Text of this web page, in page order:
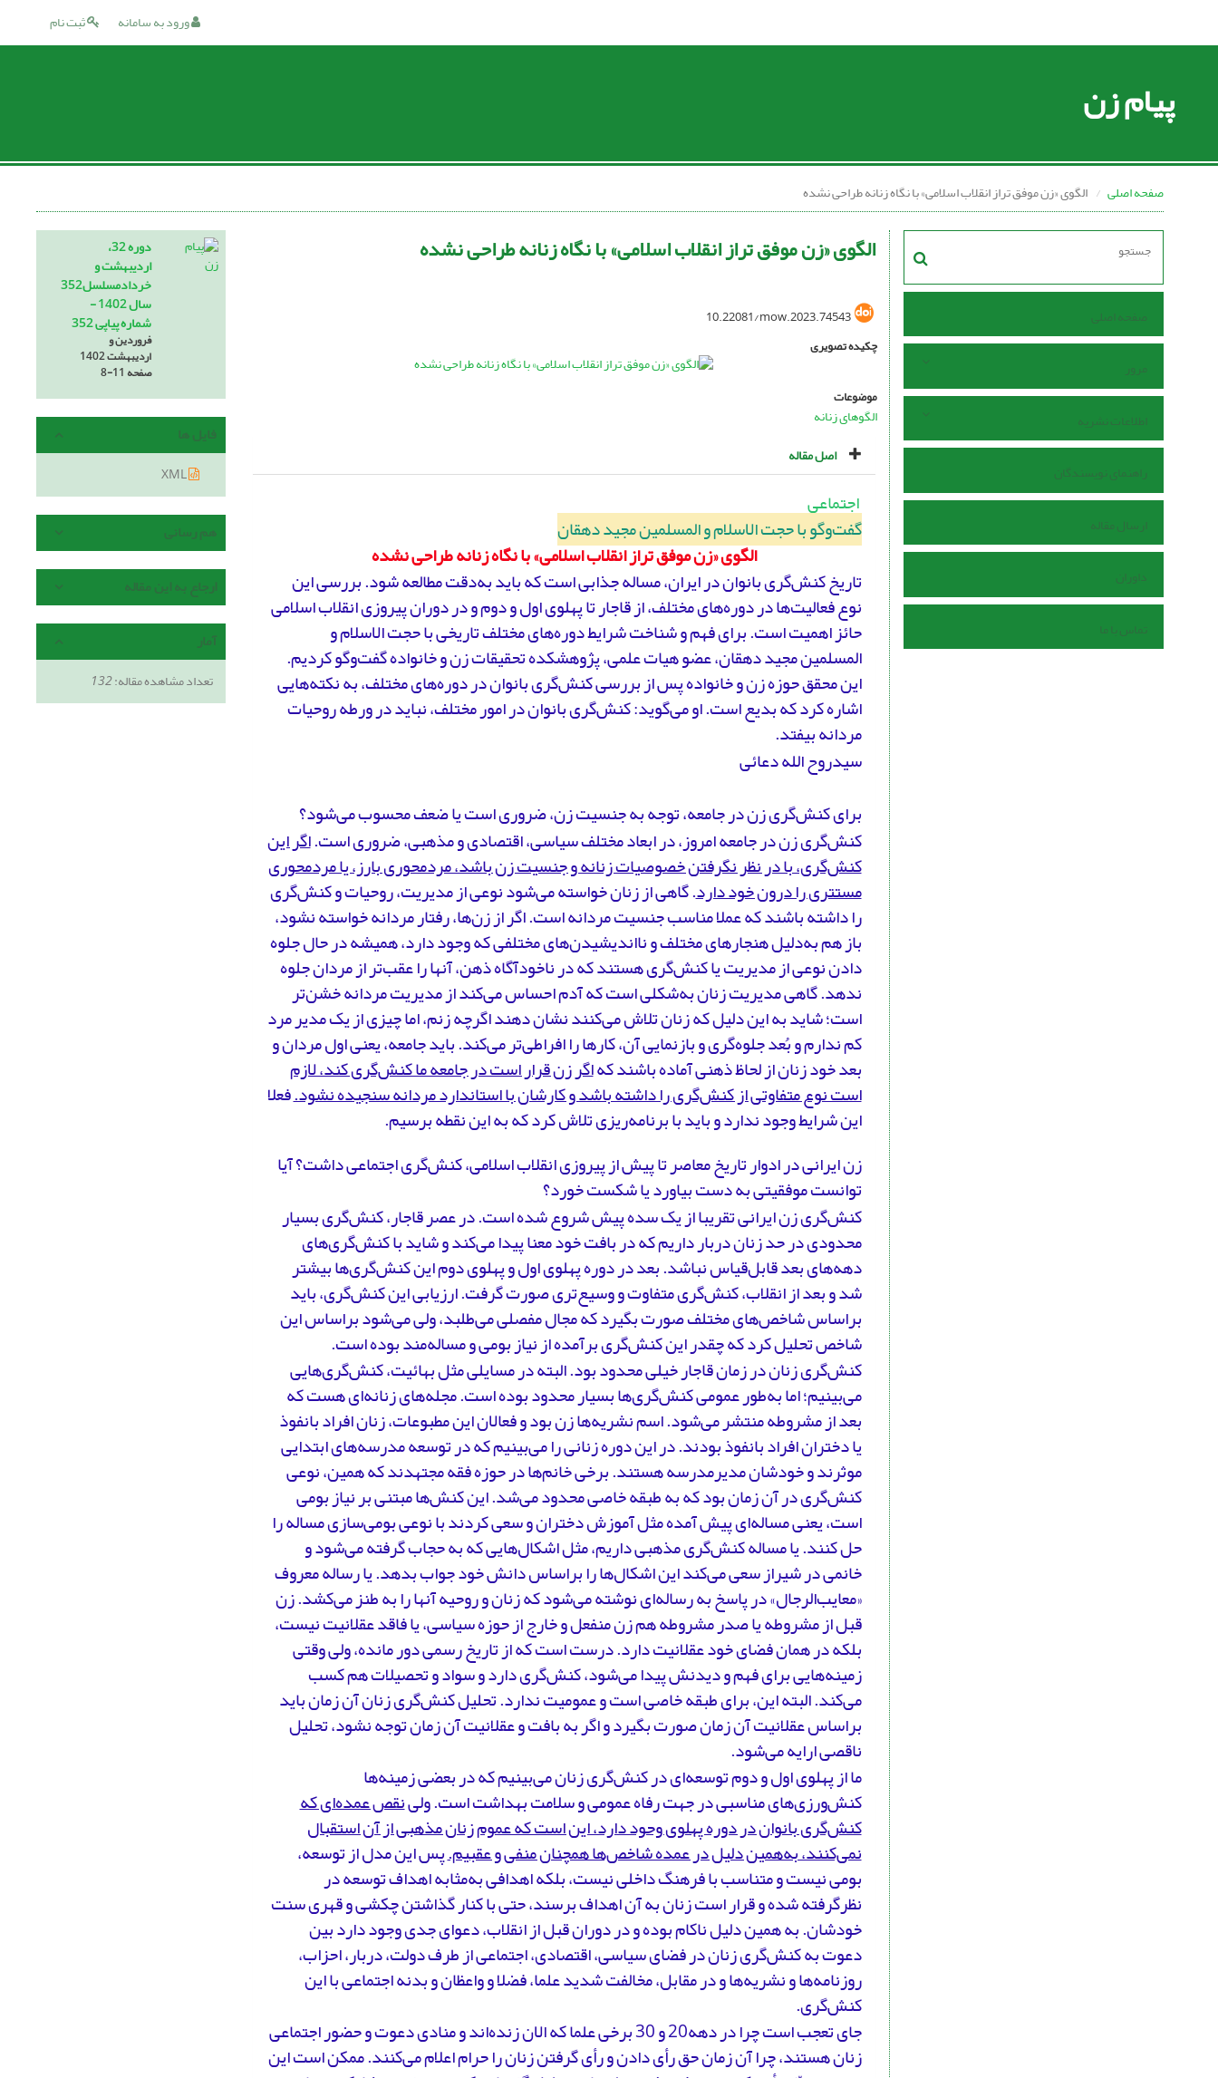
ثبت نام ورود به سامانه
پیام زن
صفحه اصلی الگوی «زن موفق تراز انقلاب اسلامی» با نگاه زنانه طراحی نشده
صفحه اصلی
مرور
اطلاعات نشریه
راهنمای نویسندگان
ارسال مقاله
داوران
تماس با ما
الگوی «زن موفق تراز انقلاب اسلامی» با نگاه زنانه طراحی نشده
10.22081/mow.2023.74543
چکیده تصویری
موضوعات
الگوهای زنانه
اصل مقاله
اجتماعی
گفت‌وگو با حجت الاسلام و المسلمین مجید دهقان
الگوی «زن موفق تراز انقلاب اسلامی» با نگاه زنانه طراحی نشده
تاریخ کنش‌گری بانوان در ایران، مساله جذابی است که باید به‌دقت مطالعه شود. بررسی این
نوع فعالیت‌ها در دوره‌های مختلف، از قاجار تا پهلوی اول و دوم و در دوران پیروزی انقلاب اسلامی
حائز اهمیت است. برای فهم و شناخت شرایط دوره‌های مختلف تاریخی با حجت الاسلام و
المسلمین مجید دهقان، عضو هیات علمی، پژوهشکده تحقیقات زن و خانواده گفت‌وگو کردیم.
این محقق حوزه زن و خانواده پس از بررسی کنش‌گری بانوان در دوره‌های مختلف، به نکته‌هایی
اشاره کرد که بدیع است. او می‌گوید: کنش‌گری بانوان در امور مختلف، نباید در ورطه روحیات
مردانه بیفتد.
سیدروح الله دعائی
برای کنش‌گری زن در جامعه، توجه به جنسیت زن، ضروری است یا ضعف محسوب می‌شود؟
کنش‌گری زن در جامعه امروز، در ابعاد مختلف سیاسی، اقتصادی و مذهبی، ضروری است.اگر این
کنش‌گری، با در نظر نگرفتن خصوصیات زنانه و جنسیت زن باشد، مردمحوری بارز، یا مردمحوری
مستتری را درون خود دارد. گاهی از زنان خواسته می‌شود نوعی از مدیریت، روحیات و کنش‌گری
را داشته باشند که عملا مناسب جنسیت مردانه است. اگر از زن‌ها، رفتار مردانه خواسته نشود،
باز هم به‌دلیل هنجارهای مختلف و نااندیشیدن‌های مختلفی که وجود دارد، همیشه در حال جلوه
دادن نوعی از مدیریت یا کنش‌گری هستند که در ناخودآگاه ذهن، آنها را عقب‌تر از مردان جلوه
ندهد. گاهی مدیریت زنان به‌شکلی است که آدم احساس می‌کند از مدیریت مردانه خشن‌تر
است؛ شاید به این دلیل که زنان تلاش می‌کنند نشان دهند اگرچه زنم، اما چیزی از یک مدیر مرد
کم ندارم و بُعد جلوه‌گری و بازنمایی آن، کارها را افراطی‌تر می‌کند. باید جامعه، یعنی اول مردان و
بعد خود زنان از لحاظ ذهنی آماده باشند کهاگر زن قرار است در جامعه ما کنش‌گری کند، لازم
است نوع متفاوتی از کنش‌گری را داشته باشد و کارشان با استاندارد مردانه سنجیده نشود.فعلا
این شرایط وجود ندارد و باید با برنامه‌ریزی تلاش کرد که به این نقطه برسیم.
زن ایرانی در ادوار تاریخ معاصر تا پیش از پیروزی انقلاب اسلامی، کنش‌گری اجتماعی داشت؟ آیا
توانست موفقیتی به دست بیاورد یا شکست خورد؟
کنش‌گری زن ایرانی تقریبا از یک سده پیش شروع شده است. در عصر قاجار، کنش‌گری بسیار
محدودی در حد زنان دربار داریم که در بافت خود معنا پیدا می‌کند و شاید با کنش‌گری‌های
دهه‌های بعد قابل‌قیاس نباشد. بعد در دوره پهلوی اول و پهلوی دوم این کنش‌گری‌ها بیشتر
‌شد و بعد از انقلاب، کنش‌گری متفاوت‌ و وسیع‌تری صورت گرفت. ارزیابی این کنش‌گری، باید
براساس شاخص‌های مختلف صورت بگیرد که مجال مفصلی می‌طلبد، ولی می‌شود براساس این
شاخص تحلیل کرد که چقدر این کنش‌گری برآمده از نیاز بومی و مساله‌مند بوده است.
کنش‌گری زنان در زمان قاجار خیلی محدود بود. البته در مسایلی مثل بهائیت، کنش‌گری‌هایی
می‌بینیم؛ اما به‌طور عمومی کنش‌گری‌ها بسیار محدود بوده است. مجله‌های زنانه‌‌ای هست که
بعد از مشروطه منتشر می‌شود. اسم نشریه‌ها زن بود و فعالان این مطبوعات، زنان افراد بانفوذ
یا دختران افراد بانفوذ بودند. در این دوره زنانی را می‌بینیم که در توسعه مدرسه‌های ابتدایی
موثرند و خودشان مدیرمدرسه هستند. برخی خانم‌ها در حوزه فقه مجتهدند که همین، نوعی
کنش‌گری در آن زمان بود که به طبقه خاصی محدود می‌شد. این کنش‌ها مبتنی بر نیاز بومی
است، یعنی مساله‌ای پیش آمده مثل آموزش دختران و سعی کردند با نوعی بومی‌سازی مساله را
حل کنند. یا مساله کنش‌گری مذهبی داریم، مثل اشکال‌هایی که به حجاب گرفته می‌شود و
خانمی در شیراز سعی می‌کند این اشکال‌ها را براساس دانش خود جواب بدهد. یا رساله معروف
«معایب‌الرجال» در پاسخ به رساله‌ای نوشته می‌شود که زنان و روحیه‌ آنها را به طنز می‌کشد. زن
قبل از مشروطه یا صدر مشروطه هم زن منفعل و خارج از حوزه سیاسی، یا فاقد عقلانیت نیست،
بلکه در همان فضای خود عقلانیت دارد. درست است که از تاریخ رسمی دور مانده، ولی وقتی
زمینه‌هایی برای فهم و دیدنش پیدا می‌شود، کنش‌گری دارد و سواد و تحصیلات هم کسب
می‌کند. البته این، برای طبقه خاصی است و عمومیت ندارد. تحلیل کنش‌گری زنان آن زمان باید
براساس عقلانیت آن زمان صورت بگیرد و اگر به بافت و عقلانیت آن زمان توجه نشود، تحلیل
ناقصی ارایه می‌شود.
ما از پهلوی اول و دوم توسعه‌ای در کنش‌گری زنان می‌بینیم که در بعضی زمینه‌ها
کنش‌ورزی‌های مناسبی در جهت رفاه عمومی و سلامت بهداشت است. ولینقص عمده‌ای که
کنش‌گری بانوان در دوره پهلوی وحود دارد، این است که عموم زنان مذهبی از آن استقبال
نمی‌کنند، به‌همین دلیل در عمده شاخص‌ها همچنان منفی و عقبیم.پس این مدل از توسعه،
بومی نیست و متناسب با فرهنگ داخلی نیست، بلکه اهدافی به‌مثابه اهداف توسعه در
نظرگرفته شده و قرار است زنان به آن اهداف برسند، حتی با کنار گذاشتن چکشی و قهری سنت
خودشان. به همین دلیل ناکام بوده و در دوران قبل از انقلاب، دعوای جدی وجود دارد بین
دعوت به کنش‌گری زنان در فضای سیاسی، اقتصادی، اجتماعی از طرف دولت، دربار، احزاب،
روزنامه‌ها و نشریه‌ها و در مقابل، مخالفت شدید علما، فضلا و واعظان و بدنه اجتماعی با این
کنش‌گری.
جای تعجب است چرا در دهه20 و 30 برخی علما که الان زنده‌اند و منادی دعوت و حضور اجتماعی
زنان هستند، چرا آن زمان حق رأی دادن و رأی گرفتن زنان را حرام اعلام می‌کنند. ممکن است این
دوره 32،
اردیبهشت و
خردادمسلسل352
سال 1402 -
شماره پیاپی 352
فروردین و
اردیبهشت 1402
صفحه8-11
فایل ها
XML
هم رسانی
ارجاع به این مقاله
آمار
تعداد مشاهده مقاله:132